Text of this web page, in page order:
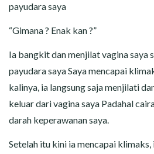
payudara saya
“Gimana ? Enak kan ?”
Ia bangkit dan menjilat vagina saya
payudara saya Saya mencapai
kalinya, ia langsung saja menjilati
keluar dari vagina saya Padahal
darah keperawanan saya.
Setelah itu kini ia mencapai klimaks,